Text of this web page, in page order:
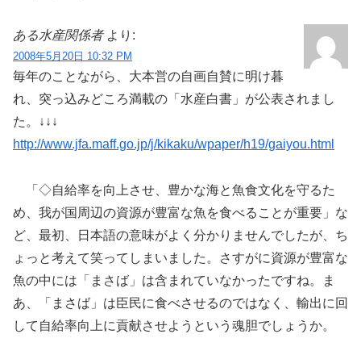
ある水産関係者 より:
2008年5月20日 10:32 PM
毎年のことながら、大本営の自画自賛に明け暮
れ、突っ込みどころ満載の「水産白書」が公表されまし
た。↓↓↓
http://www.jfa.maff.go.jp/j/kikaku/wpaper/h19/gaiyou.html
「◇自給率を向上させ、豊かな海と魚食文化を守るた
め、我が国周辺の資源が豊富な魚を食べることが重要」な
ど、最初、日本語の意味がよく分かりませんでしたが、ち
ょっと考えて笑ってしまいました。さすがに資源が豊富な
魚の中には「まさば」は含まれていなかったですね。ま
あ、「まさば」は臣民に食べさせるのではなく、輸出に回
して自給率向上に貢献させようという魂胆でしょうか。